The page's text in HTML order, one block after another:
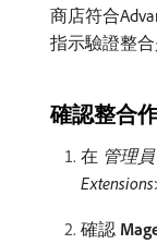
商店符合
指示驗證整合
確認整合
在​ 管理員
Extensions
確認​